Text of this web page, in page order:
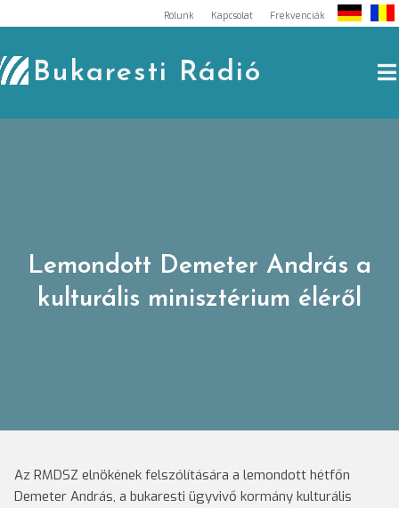
to
content
Rólunk Kapcsolat Frekvenciák
Bukaresti Rádió
Lemondott Demeter András a
kulturális minisztérium éléről
Az RMDSZ elnökének felszólítására a lemondott hétfőn
Demeter András, a bukaresti ügyvivő kormány kulturális